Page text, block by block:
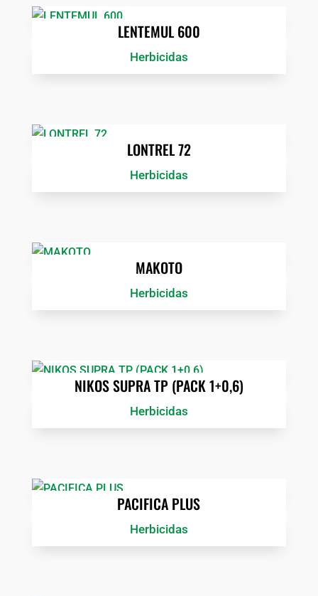
LENTEMUL 600
Herbicidas
LONTREL 72
Herbicidas
MAKOTO
Herbicidas
NIKOS SUPRA TP (PACK 1+0,6)
Herbicidas
PACIFICA PLUS
Herbicidas